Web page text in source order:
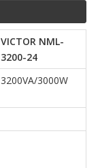
VICTOR NML-
3200-24
3200VA/3000W